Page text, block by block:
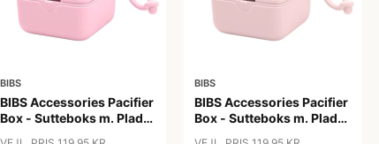
BIBS
BIBS Accessories Pacifier
Box - Sutteboks m. Plads
BIBS
BIBS Accessories Pacifier
Box - Sutteboks m. Plads